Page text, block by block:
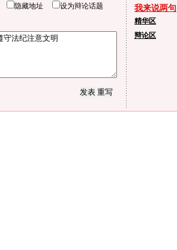
隐藏地址 设为辩论话题 我来说两句
精华区
辩论区